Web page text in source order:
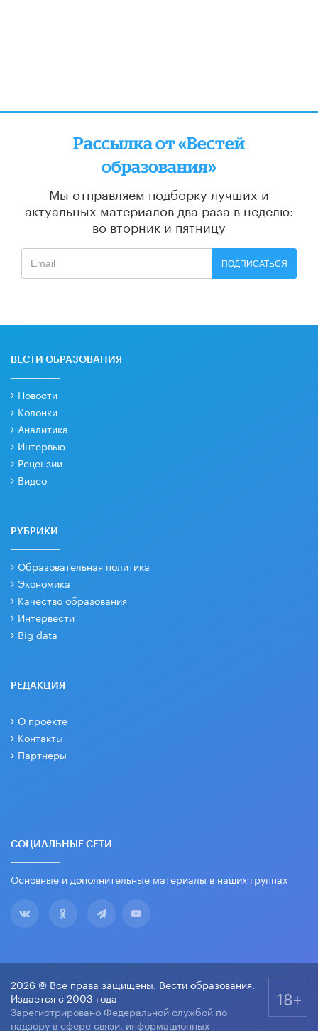
Рассылка от «Вестей
образования»
Мы отправляем подборку лучших и
актуальных материалов два раза в неделю:
во вторник и пятницу
ПОДПИСАТЬСЯ
ВЕСТИ ОБРАЗОВАНИЯ
Новости
Колонки
Аналитика
Интервью
Рецензии
Видео
РУБРИКИ
Образовательная политика
Экономика
Качество образования
Интервести
Big data
РЕДАКЦИЯ
О проекте
Контакты
Партнеры
СОЦИАЛЬНЫЕ СЕТИ
Основные и дополнительные материалы в наших группах
2026 © Все права защищены. Вести образования.
Издается с 2003 года
Зарегистрировано Федеральной службой по
надзору в сфере связи, информационных
18+